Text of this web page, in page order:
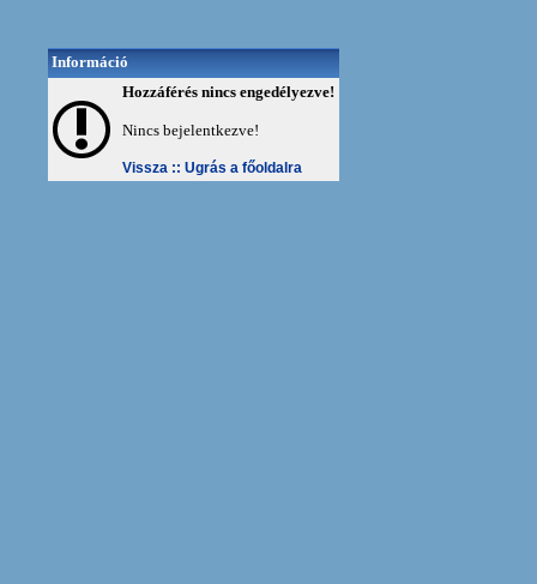
Információ
Hozzáférés nincs engedélyezve!
Nincs bejelentkezve!
Vissza :: Ugrás a főoldalra